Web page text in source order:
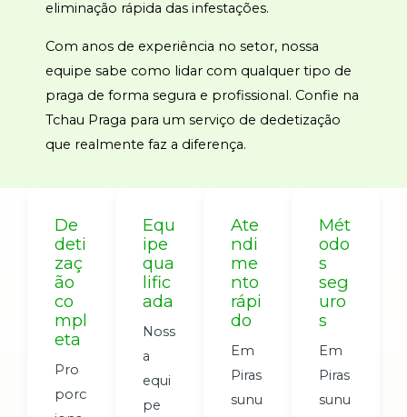
eliminação rápida das infestações.
Com anos de experiência no setor, nossa
equipe sabe como lidar com qualquer tipo de
praga de forma segura e profissional. Confie na
Tchau Praga para um serviço de dedetização
que realmente faz a diferença.
De
deti
zaç
ão
co
mpl
eta
Pro
porc
Equ
ipe
qua
lific
ada
Noss
a
equi
pe
Ate
ndi
me
nto
rápi
do
Em
Piras
sunu
Mét
odo
s
seg
uro
s
Em
Piras
sunu